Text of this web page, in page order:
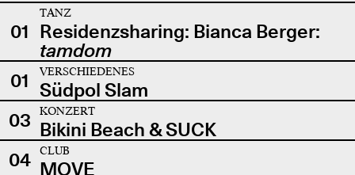
01
TANZ
Residenzsharing: Bianca Berger:
tamdom
01
VERSCHIEDENES
Südpol Slam
03
KONZERT
Bikini Beach & SUCK
04
CLUB
MOVE